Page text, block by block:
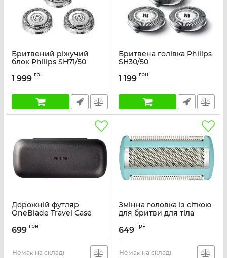
Бритвений ріжучий
блок Philips SH71/50
1 999 грн
Бритвена голівка Philips
SH30/50
1 199 грн
Дорожній футляр
OneBlade Travel Case
699 грн
Немає на складі
Змінна головка із сіткою
для бритви для тіла
649 грн
Немає на складі